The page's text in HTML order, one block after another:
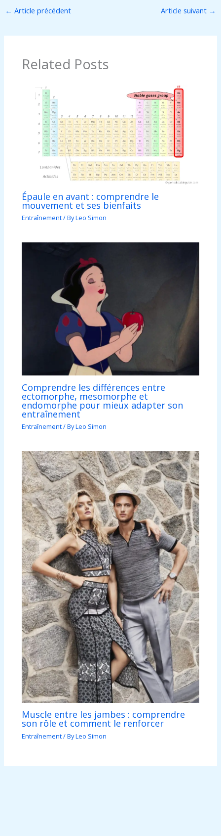
← Article précédent Article suivant →
Related Posts
Épaule en avant : comprendre le
mouvement et ses bienfaits
Entraînement/ ByLeo Simon
Comprendre les différences entre
ectomorphe, mesomorphe et
endomorphe pour mieux adapter son
entraînement
Entraînement/ ByLeo Simon
Muscle entre les jambes : comprendre
son rôle et comment le renforcer
Entraînement/ ByLeo Simon